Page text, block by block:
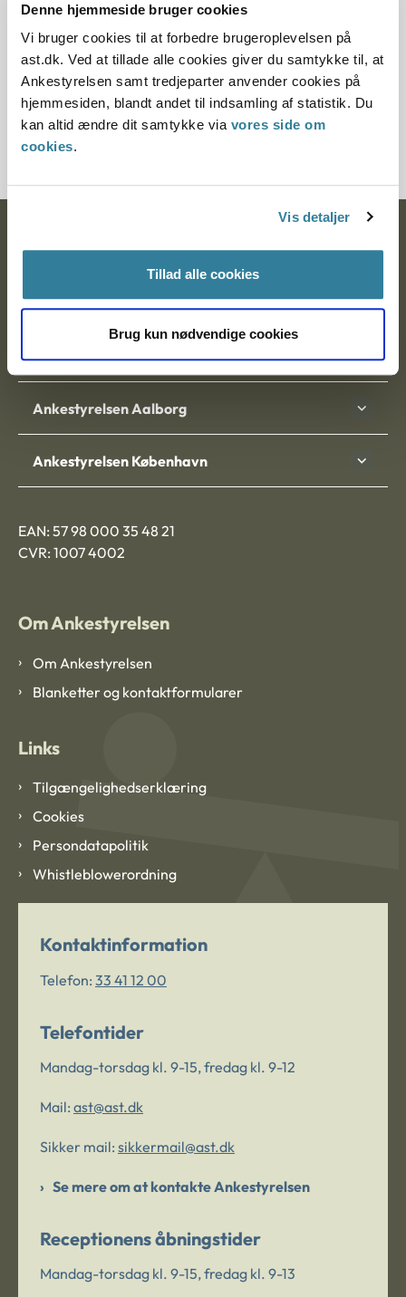
Denne hjemmeside bruger cookies
Vi bruger cookies til at forbedre brugeroplevelsen på
ast.dk. Ved at tillade alle cookies giver du samtykke til, at
Ankestyrelsen samt tredjeparter anvender cookies på
hjemmesiden, blandt andet til indsamling af statistik. Du
kan altid ændre dit samtykke via vores side om
cookies.
Vis detaljer
Tillad alle cookies
Brug kun nødvendige cookies
I forbindelse med bl.a. behandlingen af denne sag at
foreslå Familiestyrelsen, at det overvejes at indføre en
generel regel om en bestemt periode, der bør forløbe fra
hjemtagelsen af et barn eller fødsel af et barn, indtil en (ny)
ansøgning om adoption kan indgives. Efter nævnets
opfattelse ville en periode på f.eks. 6 måneder
imødekomme disse overvejelser.
Nytorv 7, 2. sal
9000 Aalborg
Ankestyrelsen Aalborg
Ankestyrelsen København
EAN: 57 98 000 35 48 21
CVR: 1007 4002
Om Ankestyrelsen
Om Ankestyrelsen
Blanketter og kontaktformularer
Links
Tilgængelighedserklæring
Cookies
Persondatapolitik
Whistleblowerordning
Kontaktinformation
Telefon: 33 41 12 00
Telefontider
Mandag-torsdag kl. 9-15, fredag kl. 9-12
Mail: ast@ast.dk
Sikker mail: sikkermail@ast.dk
Se mere om at kontakte Ankestyrelsen
Receptionens åbningstider
Mandag-torsdag kl. 9-15, fredag kl. 9-13